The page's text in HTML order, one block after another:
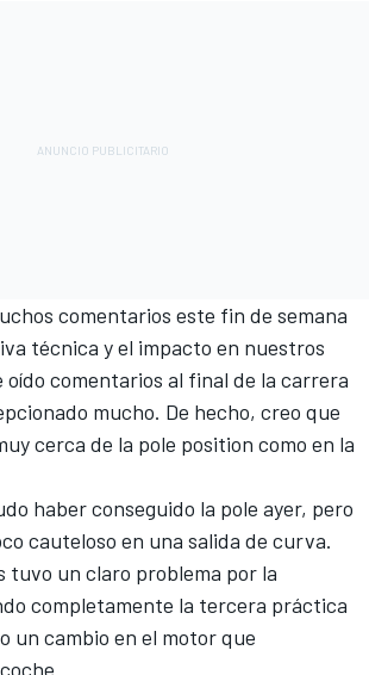
comentarios este fin de semana
técnica y el impacto en nuestros
oído comentarios al final de la carrera
mucho. De hecho, creo que
cerca de la pole position como en la
haber conseguido la pole ayer, pero
cauteloso en una salida de curva.
tuvo un claro problema por la
completamente la tercera práctica
un cambio en el motor que